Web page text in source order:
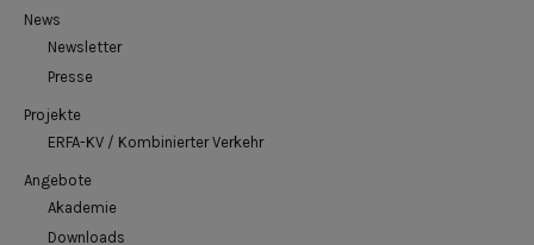
News
Newsletter
Presse
Projekte
ERFA-KV / Kombinierter Verkehr
Angebote
Akademie
Downloads